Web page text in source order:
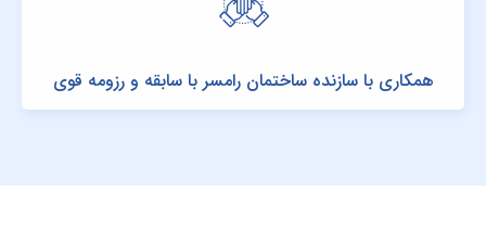
همکاری با سازنده ساختمان رامسر با سابقه و رزومه قوی